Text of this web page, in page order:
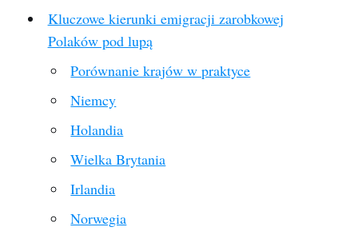
Kluczowe kierunki emigracji zarobkowej
Polaków pod lupą
Porównanie krajów w praktyce
Niemcy
Holandia
Wielka Brytania
Irlandia
Norwegia